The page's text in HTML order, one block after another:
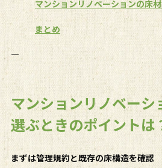
マンションリノベーションの床
まとめ
――――――――――――――――
マンションリノベーシ
選ぶときのポイントは
まずは管理規約と既存の床構造を確認